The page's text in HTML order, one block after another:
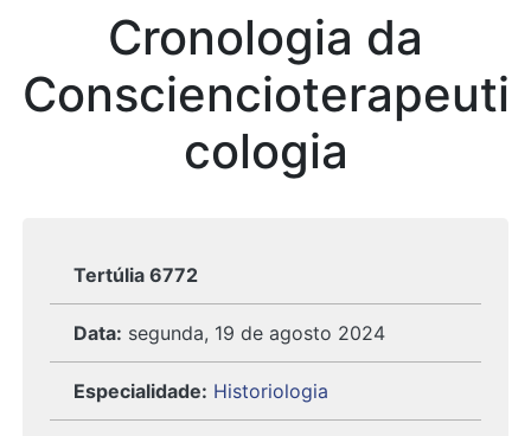
Cronologia da
Consciencioterapeuti
cologia
Tertúlia 6772
Data: segunda, 19 de agosto 2024
Especialidade: Historiologia